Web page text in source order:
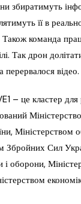
збиратимуть
її в
Також команда
Так дрон
перервалося відео.
– це кластер
Міністерством
Збройних Сил
і оборони,